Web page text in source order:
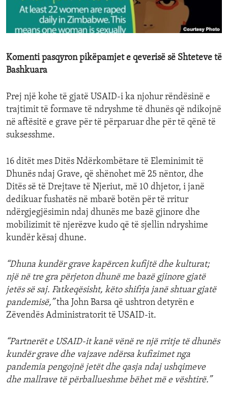
ENVIRONMENT AND HEALTH
IDEALS AND INSTITUTIONS
Komenti pasqyron pikëpamjet e qeverisë së Shteteve të
Bashkuara
Prej një kohe të gjatë USAID-i ka njohur rëndësinë e
trajtimit të formave të ndryshme të dhunës që ndikojnë
në aftësitë e grave për të përparuar dhe për të qënë të
suksesshme.
16 ditët mes Ditës Ndërkombëtare të Eleminimit të
Dhunës ndaj Grave, që shënohet më 25 nëntor, dhe
Ditës së të Drejtave të Njeriut, më 10 dhjetor, i janë
dedikuar fushatës në mbarë botën për të rritur
ndërgjegjësimin ndaj dhunës me bazë gjinore dhe
mobilizimit të njerëzve kudo që të sjellin ndryshime
kundër kësaj dhune.
“Dhuna kundër grave kapërcen kufijtë dhe kulturat;
një në tre gra përjeton dhunë me bazë gjinore gjatë
jetës së saj. Fatkeqësisht, këto shifrja janë shtuar gjatë
pandemisë,”tha John Barsa që ushtron detyrën e
Zëvendës Administratorit të USAID-it.
“Partnerët e USAID-it kanë vënë re një rritje të dhunës
kundër grave dhe vajzave ndërsa kufizimet nga
pandemia pengojnë jetët dhe qasja ndaj ushqimeve
dhe mallrave të përballueshme bëhet më e vështirë.”